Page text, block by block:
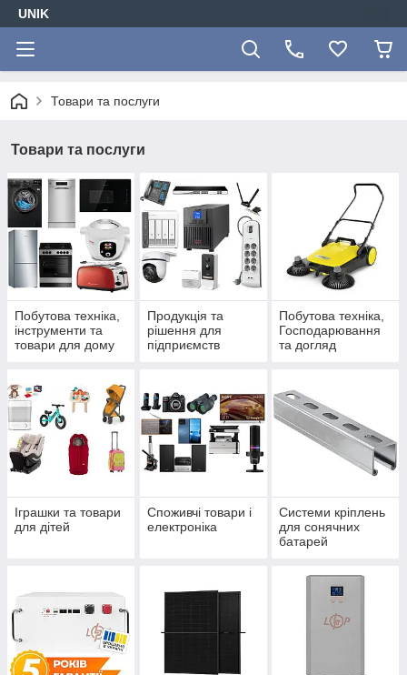
UNIK
Товари та послуги
Товари та послуги
Побутова техніка,
інструменти та
товари для дому
Продукція та
рішення для
підприємств
Побутова техніка,
Господарювання
та догляд
Іграшки та товари
для дітей
Споживчі товари і
електроніка
Системи кріплень
для сонячних
батарей